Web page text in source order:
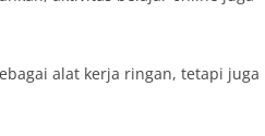
alat kerja ringan, tetapi juga